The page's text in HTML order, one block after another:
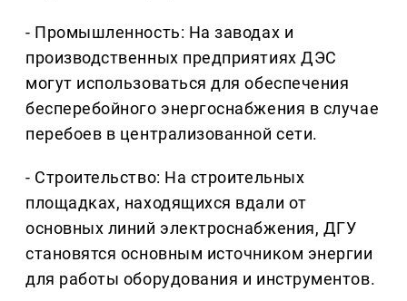
- Промышленность: На заводах и
производственных предприятиях ДЭС
могут использоваться для обеспечения
бесперебойного энергоснабжения в случае
перебоев в централизованной сети.
- Строительство: На строительных
площадках, находящихся вдали от
основных линий электроснабжения, ДГУ
становятся основным источником энергии
для работы оборудования и инструментов.